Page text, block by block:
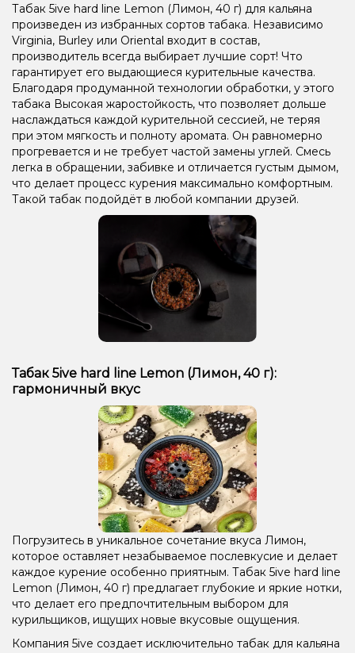
Табак 5ive hard line Lemon (Лимон, 40 г) для кальяна
произведен из избранных сортов табака. Независимо
Virginia, Burley или Oriental входит в состав,
производитель всегда выбирает лучшие сорт! Что
гарантирует его выдающиеся курительные качества.
Благодаря продуманной технологии обработки, у этого
табака Высокая жаростойкость, что позволяет дольше
наслаждаться каждой курительной сессией, не теряя
при этом мягкость и полноту аромата. Он равномерно
прогревается и не требует частой замены углей. Смесь
легка в обращении, забивке и отличается густым дымом,
что делает процесс курения максимально комфортным.
Такой табак подойдёт в любой компании друзей.
Табак 5ive hard line Lemon (Лимон, 40 г):
гармоничный вкус
Погрузитесь в уникальное сочетание вкуса Лимон,
которое оставляет незабываемое послевкусие и делает
каждое курение особенно приятным. Табак 5ive hard line
Lemon (Лимон, 40 г) предлагает глубокие и яркие нотки,
что делает его предпочтительным выбором для
курильщиков, ищущих новые вкусовые ощущения.
Компания 5ive создает исключительно табак для кальяна